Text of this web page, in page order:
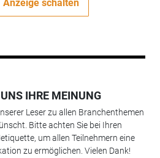
Anzeige schalten
IHRE MEINUNG
Leser zu allen Branchenthemen
Bitte achten Sie bei Ihren
um allen Teilnehmern eine
zu ermöglichen. Vielen Dank!